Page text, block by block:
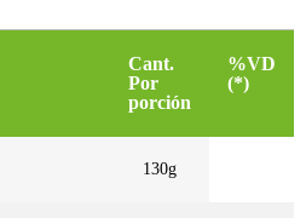
Cant.
Por
porción
%VD
(*)
130g